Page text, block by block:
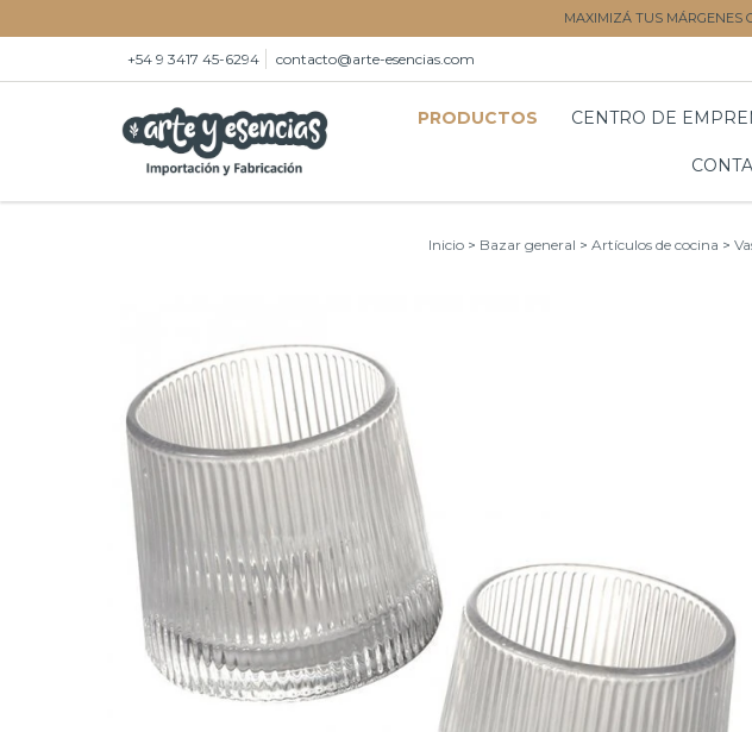
MAXIMIZÁ TUS MÁRGENES
+54 9 3417 45-6294 contacto@arte-esencias.com
PRODUCTOS CENTRO DE
Inicio > Bazar general > Artículos de cocina >